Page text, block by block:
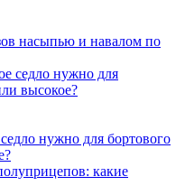
насыпью и навалом по
нужно для бортового